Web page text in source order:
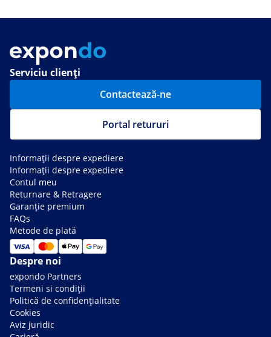
Serviciu clienți
Contactează-ne
Portal retururi
Informații despre expediere
Informații despre expediere
Contul meu
Returnare & Retragere
Garanție premium
FAQs
Metode de plată
Despre noi
expondo Partners
Termeni si condiții
Politică de confidențialitate
Cookies
Aviz juridic